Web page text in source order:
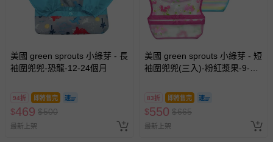
美國 green sprouts 小綠芽 - 長
袖圍兜兜-恐龍-12-24個月
94折 即將售完
$469 $500
最新上架
美國 green sprouts 小綠芽 - 短
袖圍兜兜(三入)-粉紅漿果-9-18
83折 即將售完
$550 $665
最新上架